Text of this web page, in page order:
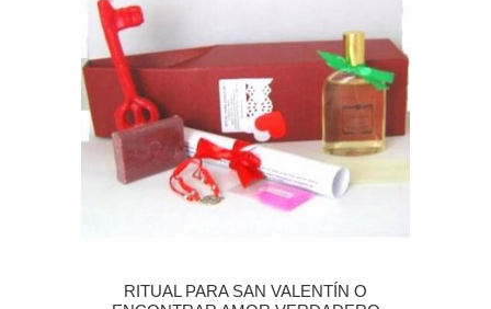
RITUAL PARA SAN VALENTÍN O